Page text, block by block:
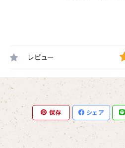
レビュー
保存 シェア